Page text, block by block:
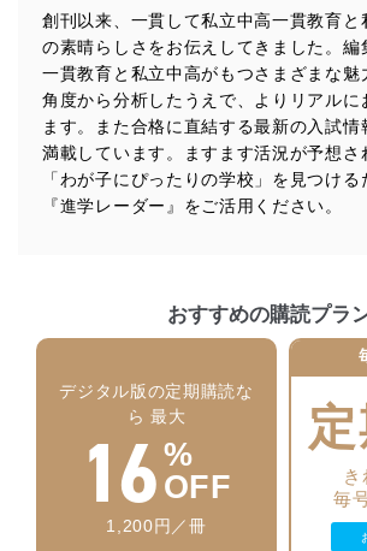
措置を講じます。
法令遵守
当社は、個人情報に関連する法令、国が
その他の規範を遵守します。また、当社
に、これらの法令及びその他の規範を常
す。
個人情報の安全管理措置
施し、個人情報の漏えい、滅失またはき
正に努めます。
個人データを取り扱うことのでき
機器を取り扱う従業者を明確化し
の不要なアクセスを防止しています
アクセス者の識別と認証
機器に標準装備されているユーザ
ーザーアカウント制御）により、個
ベース等を取り扱う情報システム
創刊以来、一貫して私立中高一貫教育と
の素晴らしさをお伝えしてきました。編
一貫教育と私立中高がもつさまざまな魅
角度から分析したうえで、よりリアルに
ます。また合格に直結する最新の入試情
満載しています。ますます活況が予想さ
「わが子にぴったりの学校」を見つけ
『進学レーダー』をご活用ください。
おすすめの購読プラ
デジタル版の定期購読な
ら 最大
16 %
OFF
1,200円／冊
き
毎